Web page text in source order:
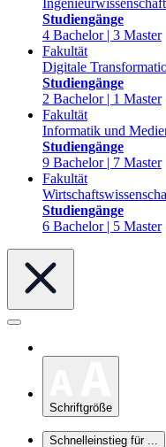
Studiengänge
4 Bachelor | 3 Master
Fakultät
Digitale
Studiengänge
2 Bachelor | 1 Master
Fakultät
Informatik und
Studiengänge
9 Bachelor | 7 Master
Fakultät
Studiengänge
6 Bachelor | 5 Master
Schriftgröße
Schnelleinstieg für ...